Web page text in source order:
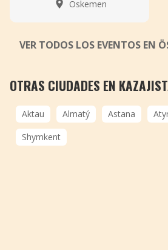
Öskemen
VER TODOS LOS EVENTOS EN
OTRAS CIUDADES EN
Aktau Almatý Astana
Shymkent